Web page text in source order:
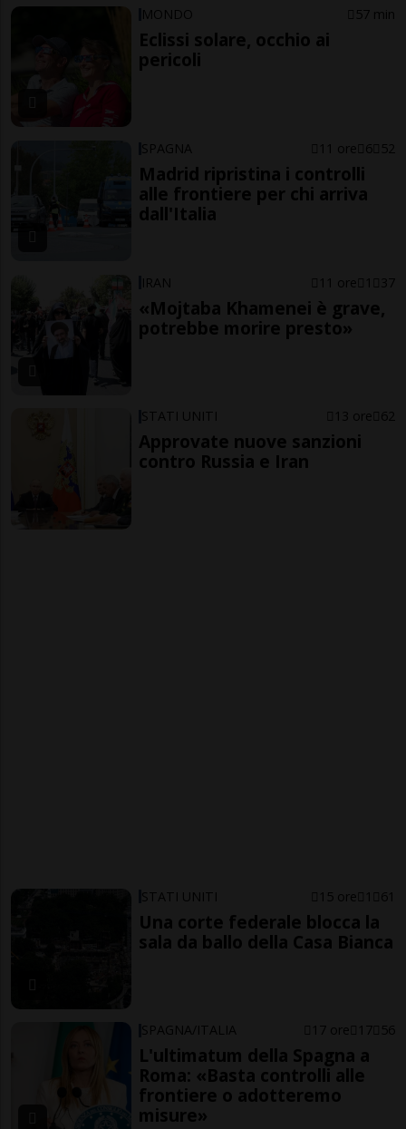
MONDO 57 min
Eclissi solare, occhio ai
pericoli
SPAGNA 11 ore 6 52
Madrid ripristina i controlli
alle frontiere per chi arriva
dall'Italia
IRAN 11 ore 1 37
«Mojtaba Khamenei è grave,
potrebbe morire presto»
STATI UNITI 13 ore 62
Approvate nuove sanzioni
contro Russia e Iran
STATI UNITI 15 ore 1 61
Una corte federale blocca la
sala da ballo della Casa Bianca
SPAGNA/ITALIA 17 ore 17 56
L'ultimatum della Spagna a
Roma: «Basta controlli alle
frontiere o adotteremo
misure»